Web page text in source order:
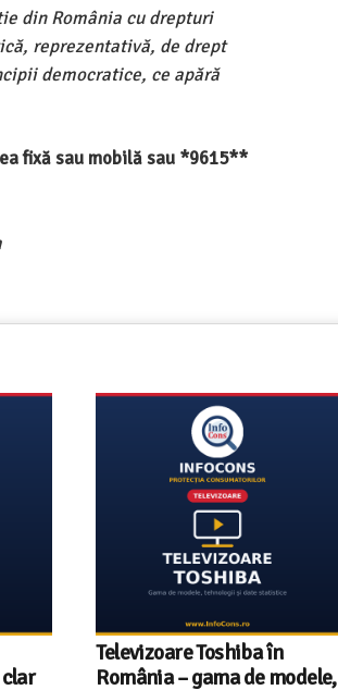
din România cu drepturi
reprezentativă, de drept
democratice, ce apără
fixă sau mobilă sau *9615**
Televizoare Toshiba în
România – gama de modele,